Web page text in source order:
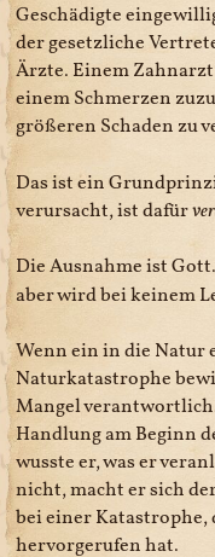
Geschädigte
der gesetzliche
Ärzte. Einem
einem Schmerzen
größeren Schaden zu
Das ist ein
verursacht, ist dafür
Die Ausnahme ist
aber wird bei keinem
Wenn ein in die Natur
Naturkatastrophe
Mangel
Handlung am Beginn
wusste er, was er
nicht, macht er sich
bei einer
hervorgerufen hat.